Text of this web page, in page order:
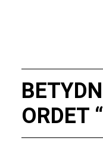
ORDET